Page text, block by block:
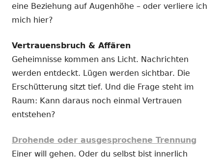
eine Beziehung auf Augenhöhe – oder verliere ich
mich hier?
Vertrauensbruch & Affären
Geheimnisse kommen ans Licht. Nachrichten
werden entdeckt. Lügen werden sichtbar. Die
Erschütterung sitzt tief. Und die Frage steht im
Raum: Kann daraus noch einmal Vertrauen
entstehen?
Drohende oder ausgesprochene Trennung
Einer will gehen. Oder du selbst bist innerlich